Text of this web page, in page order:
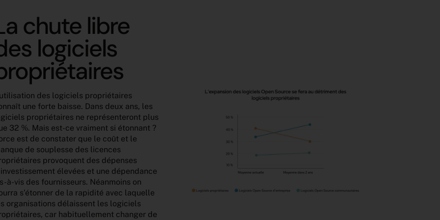
chute libre
logiciels
des logiciels propriétaires
une forte baisse. Dans deux ans, les
propriétaires ne représenteront plus
32 %. Mais est-ce vraiment si étonnant ?
est de constater que le coût et le
de souplesse des licences
provoquent des dépenses
élevées et une dépendance
à-vis des fournisseurs. Néanmoins on
s’étonner de la rapidité avec laquelle
organisations délaissent les logiciels
car habituellement changer de